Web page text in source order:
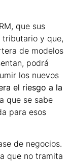
que sus
tributario y que,
de modelos
podrá
los nuevos
el riesgo a la
que se sabe
para esos
de negocios.
que no tramita